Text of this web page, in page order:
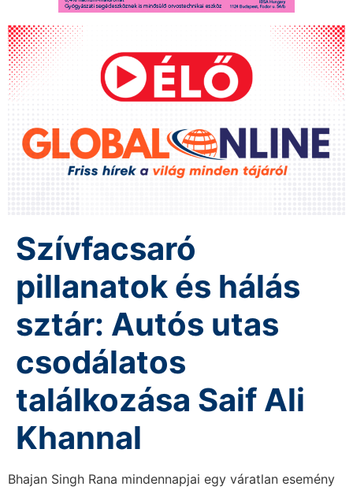
Szívfacsaró
pillanatok és hálás
sztár: Autós utas
csodálatos
találkozása Saif Ali
Khannal
Bhajan Singh Rana mindennapjai egy váratlan esemény